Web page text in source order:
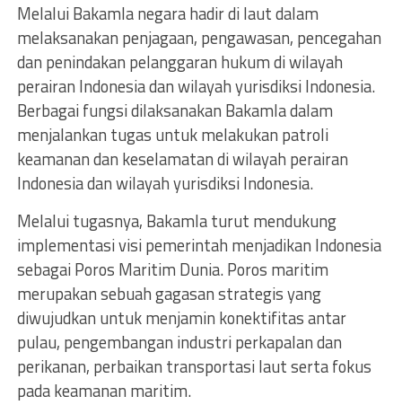
Melalui Bakamla negara hadir di laut dalam
melaksanakan penjagaan, pengawasan, pencegahan
dan penindakan pelanggaran hukum di wilayah
perairan Indonesia dan wilayah yurisdiksi Indonesia.
Berbagai fungsi dilaksanakan Bakamla dalam
menjalankan tugas untuk melakukan patroli
keamanan dan keselamatan di wilayah perairan
Indonesia dan wilayah yurisdiksi Indonesia.
Melalui tugasnya, Bakamla turut mendukung
implementasi visi pemerintah menjadikan Indonesia
sebagai Poros Maritim Dunia. Poros maritim
merupakan sebuah gagasan strategis yang
diwujudkan untuk menjamin konektifitas antar
pulau, pengembangan industri perkapalan dan
perikanan, perbaikan transportasi laut serta fokus
pada keamanan maritim.